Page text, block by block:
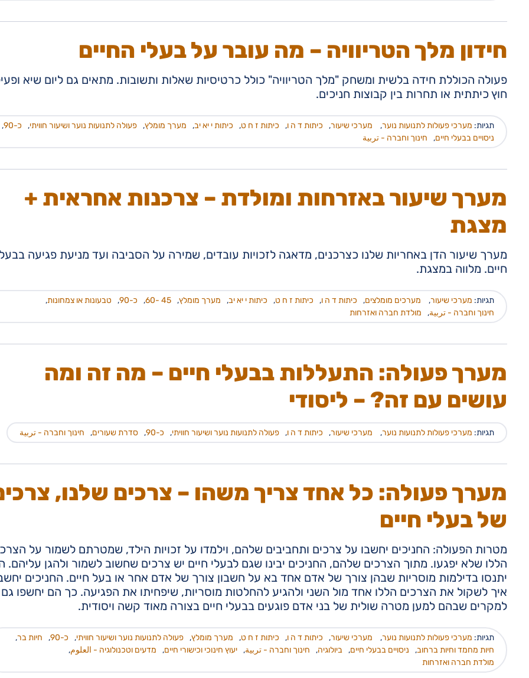
חידון מלך הטריוויה – מה עובר על בעלי החיים
פעולה הכוללת חידה בלשית ומשחק "מלך הטריוויה" כולל כרטיסיות שאלות ותשובות. מתאים גם ליום שיא
חוץ כיתתית או תחרות בין קבוצות חניכים.
תגיות: מערכי פעולות לתנועות נוער, מערכי שיעור, כיתות ד ה ו, כיתות ז ח ט, כיתות י יא יב, מערך מומלץ, פעולה לתנועות נוער ושיעור חוויתי, כ-90
,
ניסויים בבעלי חיים, חינוך וחברה - تربية
מערך שיעור באזרחות ומולדת – צרכנות אחראית +
מצגת
מערך שיעור הדן באחריות שלנו כצרכנים, מדאגה לזכויות עובדים, שמירה על הסביבה ועד מניעת פגיעה
חיים. מלווה במצגת.
תגיות: מערכי שיעור, מערכים מומלצים, כיתות ד ה ו, כיתות ז ח ט, כיתות י יא יב, מערך מומלץ,
45 -60
, כ-90 , טבעונות או צמחונות,
חינוך וחברה - تربية, מולדת חברה ואזרחות
מערך פעולה: התעללות בבעלי חיים – מה זה ומה
עושים עם זה? – ליסודי
תגיות: מערכי פעולות לתנועות נוער, מערכי שיעור, כיתות ד ה ו, פעולה לתנועות נוער ושיעור חוויתי, כ-90 , סדרת שעורים, חינוך וחברה - تربية
מערך פעולה: כל אחד צריך משהו – צרכים שלנו,
של בעלי חיים
מטרות הפעולה: החניכים יחשבו על צרכים ותחביבים שלהם, וילמדו על זכויות הילד, שמטרתם לשמור על
הללו שלא יפגעו. מתוך הצרכים שלהם, החניכים יבינו שגם לבעלי חיים יש צרכים שחשוב לשמור ולהגן עליהם.
יתנסו בדילמות מוסריות שבהן צורך של אדם אחד בא על חשבון צורך של אדם אחר או בעל חיים. החניכים
איך לשקול את הצרכים הללו אחד מול השני ולהגיע להחלטות מוסריות, שיפחיתו את הפגיעה. כך הם יחשפו גם
למקרים שבהם למען מטרה שולית של בני אדם פוגעים בבעלי חיים בצורה מאוד קשה ויסודית.
תגיות: מערכי פעולות לתנועות נוער, מערכי שיעור, כיתות ד ה ו, כיתות ז ח ט, מערך מומלץ, פעולה לתנועות נוער ושיעור חוויתי, כ-90 , חיות בר,
חיות מחמד וחיות ברחוב, ניסויים בבעלי חיים, ביולוגיה, חינוך וחברה - تربية, יעוץ חינוכי וכישורי חיים, מדעים וטכנולוגיה - العلوم,
מולדת חברה ואזרחות